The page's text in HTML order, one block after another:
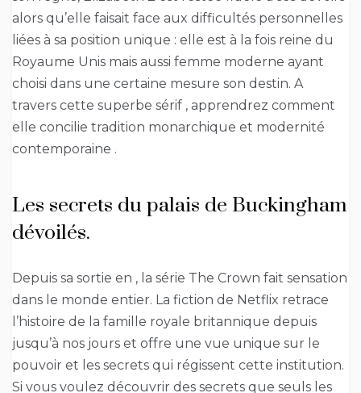
alors qu’elle faisait face aux difficultés personnelles
liées à sa position unique : elle est à la fois reine du
Royaume Unis mais aussi femme moderne ayant
choisi dans une certaine mesure son destin. A
travers cette superbe sérif , apprendrez comment
elle concilie tradition monarchique et modernité
contemporaine .
Les secrets du palais de Buckingham
dévoilés.
Depuis sa sortie en , la série The Crown fait sensation
dans le monde entier. La fiction de Netflix retrace
l’histoire de la famille royale britannique depuis
jusqu’à nos jours et offre une vue unique sur le
pouvoir et les secrets qui régissent cette institution.
Si vous voulez découvrir des secrets que seuls les